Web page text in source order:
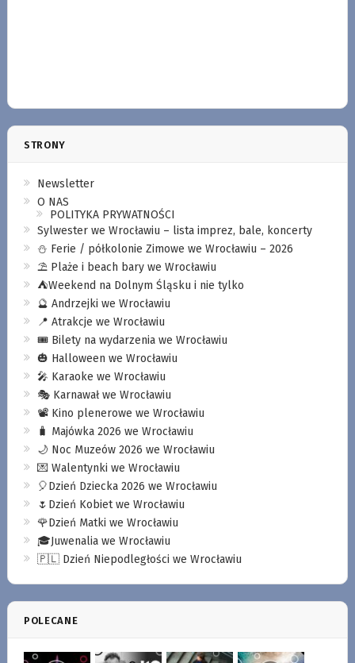
STRONY
Newsletter
O NAS
POLITYKA PRYWATNOŚCI
Sylwester we Wrocławiu – lista imprez, bale, koncerty
⛄️ Ferie / półkolonie Zimowe we Wrocławiu – 2026
⛱️ Plaże i beach bary we Wrocławiu
⛺️Weekend na Dolnym Śląsku i nie tylko
🔮 Andrzejki we Wrocławiu
📍 Atrakcje we Wrocławiu
🎟️ Bilety na wydarzenia we Wrocławiu
🎃 Halloween we Wrocławiu
🎤 Karaoke we Wrocławiu
🎭 Karnawał we Wrocławiu
📽️ Kino plenerowe we Wrocławiu
🧳 Majówka 2026 we Wrocławiu
🌙 Noc Muzeów 2026 we Wrocławiu
💌 Walentynki we Wrocławiu
🎈Dzień Dziecka 2026 we Wrocławiu
🌷Dzień Kobiet we Wrocławiu
🌹Dzień Matki we Wrocławiu
🎓Juwenalia we Wrocławiu
🇵🇱 Dzień Niepodległości we Wrocławiu
POLECANE